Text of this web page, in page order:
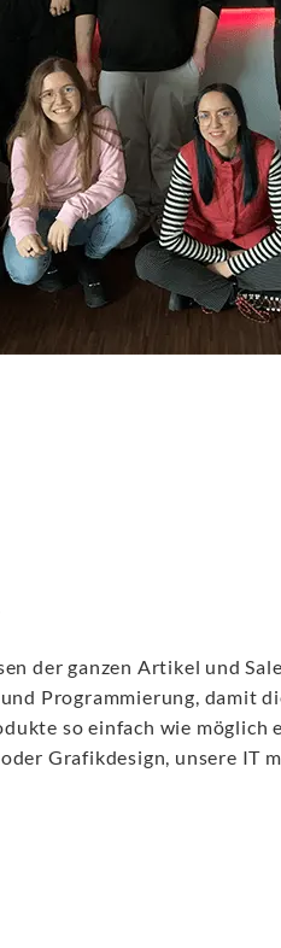
der ganzen Artikel und
Programmierung, damit
so einfach wie möglich
Grafikdesign, unsere IT